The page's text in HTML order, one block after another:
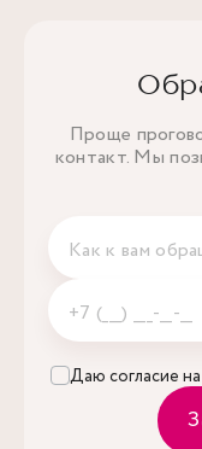
Проще
контакт. Мы
Даю согласие